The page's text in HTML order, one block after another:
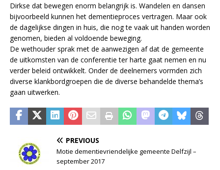
Dirkse dat bewegen enorm belangrijk is. Wandelen en dansen
bijvoorbeeld kunnen het dementieproces vertragen. Maar ook
de dagelijkse dingen in huis, die nog te vaak uit handen worden
genomen, bieden al voldoende beweging.
De wethouder sprak met de aanwezigen af dat de gemeente
de uitkomsten van de conferentie ter harte gaat nemen en nu
verder beleid ontwikkelt. Onder de deelnemers vormden zich
diverse klankbordgroepen die de diverse behandelde thema’s
gaan uitwerken.
PREVIOUS
Motie dementievriendelijke gemeente Delfzijl –
september 2017